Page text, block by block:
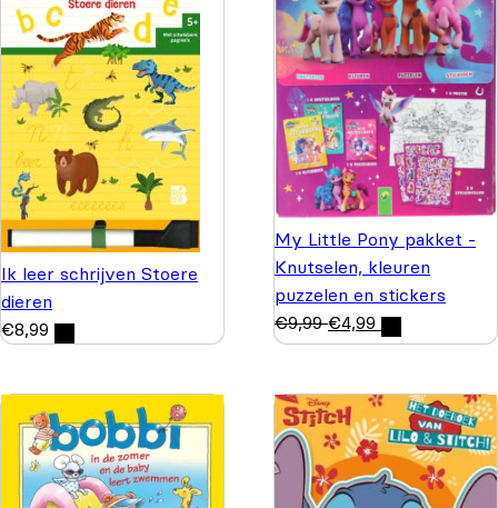
Ik leer schrijven Stoere
dieren
€8,99
My Little Pony pakket -
Knutselen, kleuren
puzzelen en stickers
€9,99 €4,99